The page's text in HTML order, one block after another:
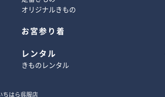
オリジナルきもの
お宮参り着
レンタル
きものレンタル
ちはら呉服店